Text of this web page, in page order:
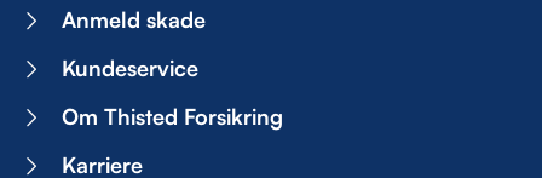
Anmeld skade
Kundeservice
Om Thisted Forsikring
Karriere